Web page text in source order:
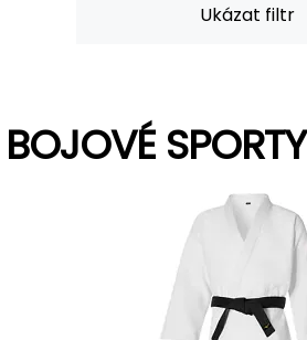
Ukázat filtr
BOJOVÉ SPORTY